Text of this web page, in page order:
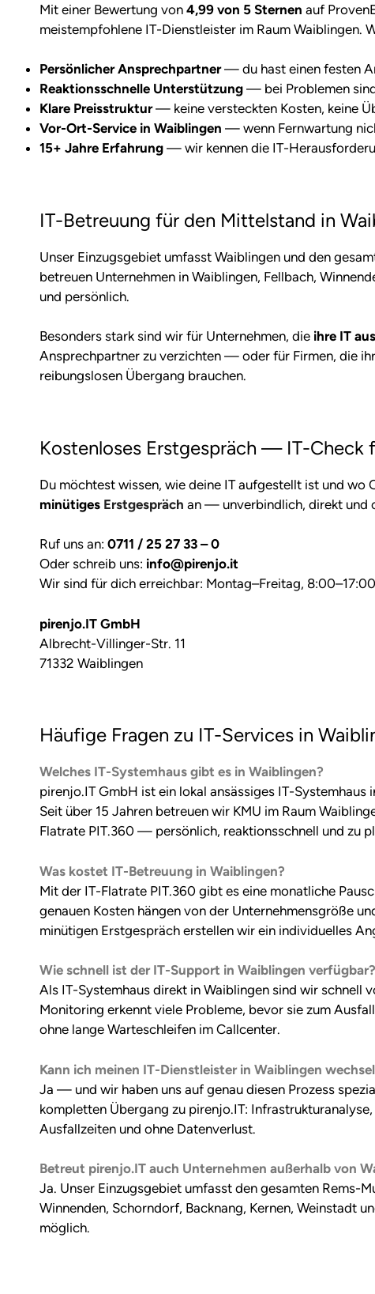
Mit einer Bewertung von 4,99 von 5 Sternen auf
meistempfohlene IT-Dienstleister im Raum Waiblingen.
Persönlicher Ansprechpartner— du hast einen festen
Reaktionsschnelle Unterstützung — bei Problemen
Klare Preisstruktur— keine versteckten Kosten, keine
Vor-Ort-Service in Waiblingen — wenn Fernwartung
15+ Jahre Erfahrung — wir kennen die IT-
IT-Betreuung für den Mittelstand in
Unser Einzugsgebiet umfasst Waiblingen und den
betreuen Unternehmen in Waiblingen, Fellbach,
und persönlich.
Besonders stark sind wir für Unternehmen, die ihre IT
Ansprechpartner zu verzichten — oder für Firmen, die
reibungslosen Übergang brauchen.
Kostenloses Erstgespräch — IT-Check
Du möchtest wissen, wie deine IT aufgestellt ist und
minütiges Erstgespräch an — unverbindlich, direkt und
Ruf uns an: 0711 / 25 27 33 – 0
Oder schreib uns: info@pirenjo.it
Wir sind für dich erreichbar: Montag–Freitag,
pirenjo.IT GmbH
Albrecht-Villinger-Str. 11
71332 Waiblingen
Häufige Fragen zu IT-Services in
Welches IT-Systemhaus gibt es in Waiblingen?
pirenjo.IT GmbH ist ein lokal ansässiges IT-
Seit über 15 Jahren betreuen wir KMU im Raum
Flatrate PIT.360 — persönlich, reaktionsschnell und zu
Was kostet IT-Betreuung in Waiblingen?
Mit der IT-Flatrate PIT.360 gibt es eine monatliche
genauen Kosten hängen von der Unternehmensgröße
minütigen Erstgespräch erstellen wir ein individuelles
Wie schnell ist der IT-Support in Waiblingen verfügbar?
Als IT-Systemhaus direkt in Waiblingen sind wir schnell
Monitoring erkennt viele Probleme, bevor sie zum
ohne lange Warteschleifen im Callcenter.
Kann ich meinen IT-Dienstleister in Waiblingen
Ja — und wir haben uns auf genau diesen Prozess
kompletten Übergang zu pirenjo.IT:
Ausfallzeiten und ohne Datenverlust.
Betreut pirenjo.IT auch Unternehmen außerhalb von
Ja. Unser Einzugsgebiet umfasst den gesamten Rems-
Winnenden, Schorndorf, Backnang, Kernen, Weinstadt
möglich.